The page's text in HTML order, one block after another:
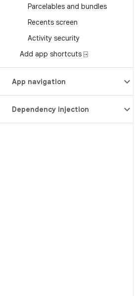
Parcelables and bundles
Recents screen
Activity security
Add app shortcuts ⍈
App navigation
Dependency injection